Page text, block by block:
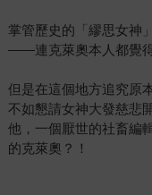
掌管歷史的「繆思女神
——連克萊奧本人都覺得
但是在這個地方追究原
不如懇請女神大發慈悲
他，一個厭世的社畜編
的克萊奧？！